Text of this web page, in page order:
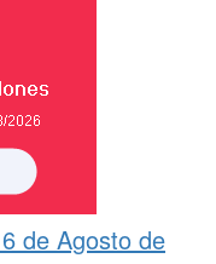
de Agosto de